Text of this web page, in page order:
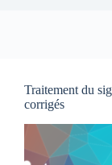
Traitement du
corrigés